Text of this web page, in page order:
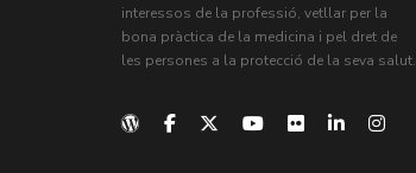
interessos de la professió, vetllar per la
bona pràctica de la medicina i pel dret de
les persones a la protecció de la seva salut.